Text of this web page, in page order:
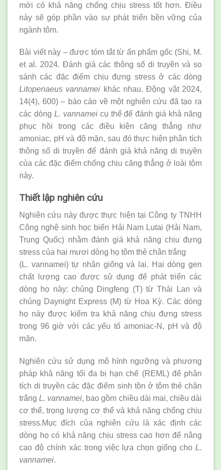
mới có khả năng chống chịu stress tốt hơn. Điều
này sẽ góp phần vào sự phát triển bền vững của
ngành tôm.
Bài viết này – được tóm tắt từ ấn phẩm gốc (Shi, M.
et al. 2024. Đánh giá các thông số di truyền và so
sánh các đặc điểm chịu đựng stress ở các dòng
Litopenaeus vannamei khác nhau. Động vật 2024,
14(4), 600) – báo cáo về một nghiên cứu đã tạo ra
các dòng L. vannameicụ thể để đánh giá khả năng
phục hồi trong các điều kiện căng thẳng như
amoniac, pH và độ mặn, sau đó thực hiện phân tích
thông số di truyền để đánh giá khả năng di truyền
của các đặc điểm chống chịu căng thẳng ở loài tôm
này.
Thiết lập nghiên cứu
Nghiên cứu này được thực hiện tại Công ty TNHH
Công nghệ sinh học biển Hải Nam Lutai (Hải Nam,
Trung Quốc) nhằm đánh giá khả năng chịu đựng
stress của hai mươi dòng họ tôm thẻ chân trắng
(L. vannamei) tự nhân giống và lai. Hai dòng gen
chất lượng cao được sử dụng để phát triển các
dòng họ này: chủng Dingfeng (T) từ Thái Lan và
chủng Daynight Express (M) từ Hoa Kỳ. Các dòng
họ này được kiểm tra khả năng chịu đựng stress
trong 96 giờ với các yếu tố amoniac-N, pH và độ
mặn.
Nghiên cứu sử dụng mô hình ngưỡng và phương
pháp khả năng tối đa bị hạn chế (REML) để phân
tích di truyền các đặc điểm sinh tồn ở tôm thẻ chân
trắngL. vannamei, bao gồm chiều dài mai, chiều dài
cơ thể, trọng lượng cơ thể và khả năng chống chịu
stress.Mục đích của nghiên cứu là xác định các
dòng họ có khả năng chịu stress cao hơn để nâng
cao độ chính xác trong việc lựa chọn giống cho L.
vannamei.